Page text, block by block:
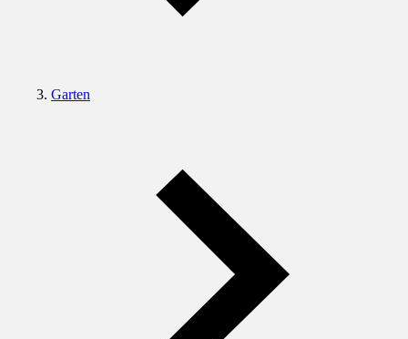
Garten